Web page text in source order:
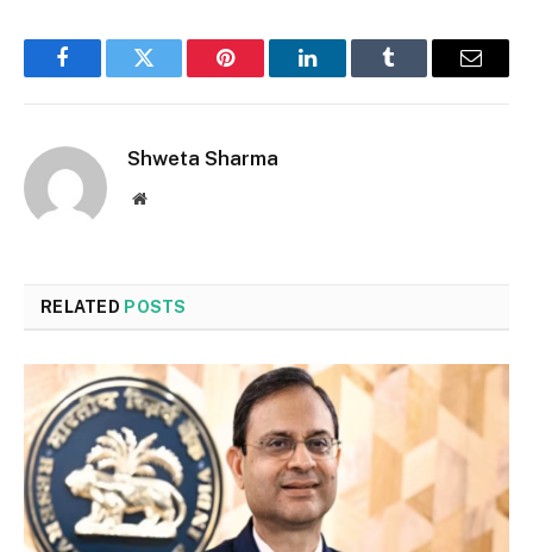
FacebookTwitter Pinterest LinkedInTumblr Email
Shweta Sharma
Website
RELATED POSTS